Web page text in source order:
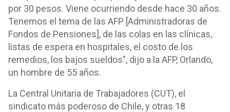
por 30 pesos. Viene ocurriendo desde hace 30 años.
Tenemos el tema de las AFP [Administradoras de
Fondos de Pensiones], de las colas en las clínicas,
listas de espera en hospitales, el costo de los
remedios, los bajos sueldos", dijo a la AFP, Orlando,
un hombre de 55 años.
La Central Unitaria de Trabajadores (CUT), el
sindicato más poderoso de Chile, y otras 18